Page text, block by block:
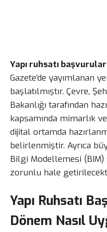
Yapı ruhsatı
Gazete’de yayımlanan
başlatılmıştır. Çevre,
Bakanlığı tarafından
kapsamında mimarlık
dijital ortamda
belirlenmiştir. Ayrıca
Bilgi Modellemesi
zorunlu hale
Yapı Ruhsatı
Dönem Nasıl